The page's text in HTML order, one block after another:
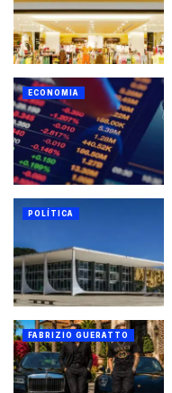
ECONOMIA
POLÍTICA
FABRIZIO GUERATTO